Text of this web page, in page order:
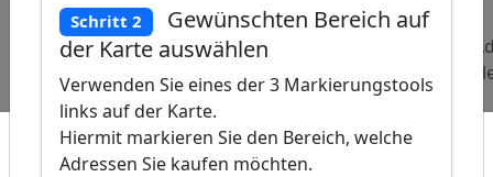
Beliebte
Abfragen:
Adressen
Änderungsschneiderei
Medizinische
Labore
Schritt 2
Gewünschten Bereich auf
der Karte auswählen
Verwenden Sie eines der 3 Markierungstools
links auf der Karte.
Hiermit markieren Sie den Bereich, welche
Adressen Sie kaufen möchten.